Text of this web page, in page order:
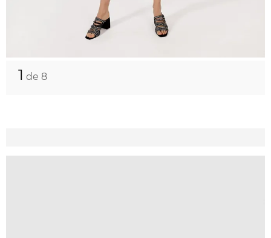
1 de 8